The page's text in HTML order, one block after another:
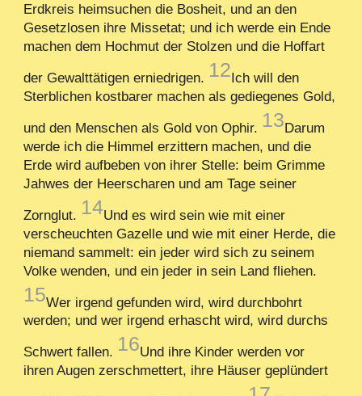
Erdkreis heimsuchen die Bosheit, und an den
Gesetzlosen ihre Missetat; und ich werde ein Ende
machen dem Hochmut der Stolzen und die Hoffart
der Gewalttätigen erniedrigen. 12Ich will den
Sterblichen kostbarer machen als gediegenes Gold,
und den Menschen als Gold von Ophir. 13Darum
werde ich die Himmel erzittern machen, und die
Erde wird aufbeben von ihrer Stelle: beim Grimme
Jahwes der Heerscharen und am Tage seiner
Zornglut. 14Und es wird sein wie mit einer
verscheuchten Gazelle und wie mit einer Herde, die
niemand sammelt: ein jeder wird sich zu seinem
Volke wenden, und ein jeder in sein Land fliehen.
15Wer irgend gefunden wird, wird durchbohrt
werden; und wer irgend erhascht wird, wird durchs
Schwert fallen. 16Und ihre Kinder werden vor
ihren Augen zerschmettert, ihre Häuser geplündert